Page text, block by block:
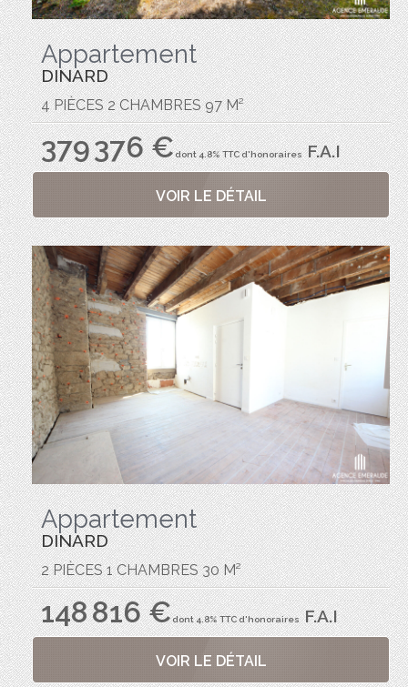
Appartement
DINARD
4 PIÈCES 2 CHAMBRES 97 M²
379 376 €dont 4.8% TTC d'honorairesF.A.I
VOIR LE DÉTAIL
Appartement
DINARD
2 PIÈCES 1 CHAMBRES 30 M²
148 816 €dont 4.8% TTC d'honorairesF.A.I
VOIR LE DÉTAIL